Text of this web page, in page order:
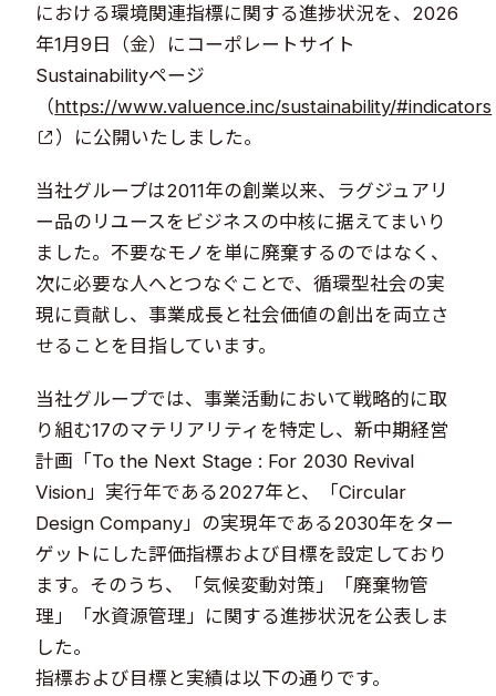
における環境関連指標に関する進捗状況を、2026
年1月9日（金）にコーポレートサイト
Sustainabilityページ
（https://www.valuence.inc/sustainability/#indicators
）に公開いたしました。
当社グループは2011年の創業以来、ラグジュアリ
ー品のリユースをビジネスの中核に据えてまいり
ました。不要なモノを単に廃棄するのではなく、
次に必要な人へとつなぐことで、循環型社会の実
現に貢献し、事業成長と社会価値の創出を両立さ
せることを目指しています。
当社グループでは、事業活動において戦略的に取
り組む17のマテリアリティを特定し、新中期経営
計画「To the Next Stage : For 2030 Revival
Vision」実行年である2027年と、「Circular
Design Company」の実現年である2030年をター
ゲットにした評価指標および目標を設定しており
ます。そのうち、「気候変動対策」「廃棄物管
理」「水資源管理」に関する進捗状況を公表しま
した。
指標および目標と実績は以下の通りです。